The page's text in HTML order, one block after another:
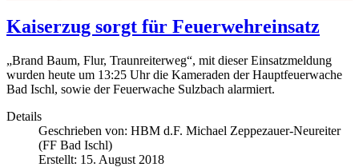
Kaiserzug sorgt für Feuerwehreinsatz
„Brand Baum, Flur, Traunreiterweg“, mit dieser Einsatzmeldung
wurden heute um 13:25 Uhr die Kameraden der Hauptfeuerwache
Bad Ischl, sowie der Feuerwache Sulzbach alarmiert.
Details
Geschrieben von: HBM d.F. Michael Zeppezauer-Neureiter
(FF Bad Ischl)
Erstellt: 15. August 2018